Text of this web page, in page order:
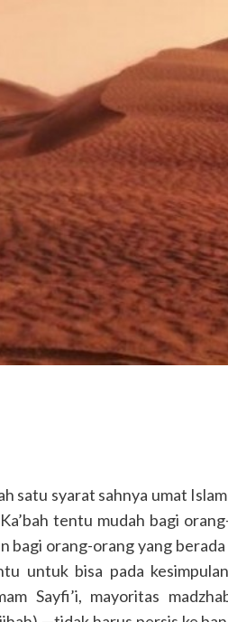
satu syarat sahnya umat
tentu mudah bagi
bagi orang-orang yang
untuk bisa pada
Sayfi’i, mayoritas